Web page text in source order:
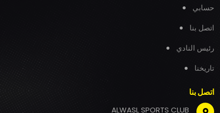
حسابي
اتصل بنا
رئيس النادي
تاريخنا
اتصل بنا
ALWASL SPORTS CLUB